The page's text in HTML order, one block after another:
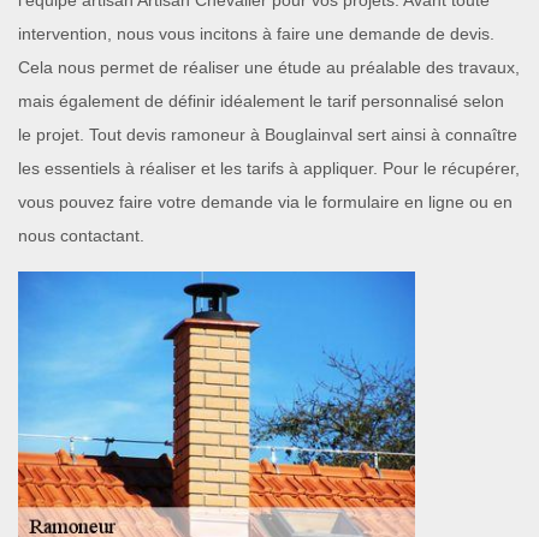
intervention, nous vous incitons à faire une demande de devis.
Cela nous permet de réaliser une étude au préalable des travaux,
mais également de définir idéalement le tarif personnalisé selon
le projet. Tout devis ramoneur à Bouglainval sert ainsi à connaître
les essentiels à réaliser et les tarifs à appliquer. Pour le récupérer,
vous pouvez faire votre demande via le formulaire en ligne ou en
nous contactant.